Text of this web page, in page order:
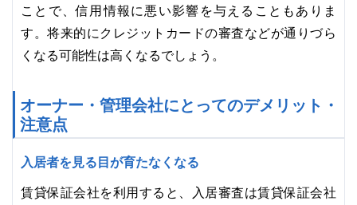
ことで、信用情報に悪い影響を与えることもありま
す。将来的にクレジットカードの審査などが通りづら
くなる可能性は高くなるでしょう。
オーナー・管理会社にとってのデメリット・
注意点
入居者を見る目が育たなくなる
賃貸保証会社を利用すると、入居審査は賃貸保証会社